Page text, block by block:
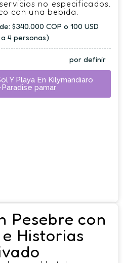
no especificados.
con una bebida.
$340.000 COP o 100 USD
4 personas)
por definir
Y Playa En Kilymandiaro
pamar
Pesebre con
Historias